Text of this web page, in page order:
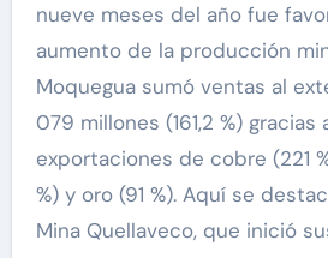
nueve meses del año fue
aumento de la producción
Moquegua sumó ventas al
079 millones (161,2 %) gracias
exportaciones de cobre (221
%) y oro (91 %). Aquí se
Mina Quellaveco, que inició